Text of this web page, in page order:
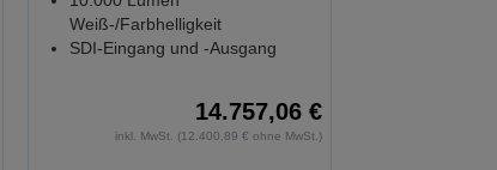
Weiß-/Farbhelligkeit
SDI-Eingang und -Ausgang
14.757,06 €
inkl. MwSt. (12.400,89 € ohne MwSt.)